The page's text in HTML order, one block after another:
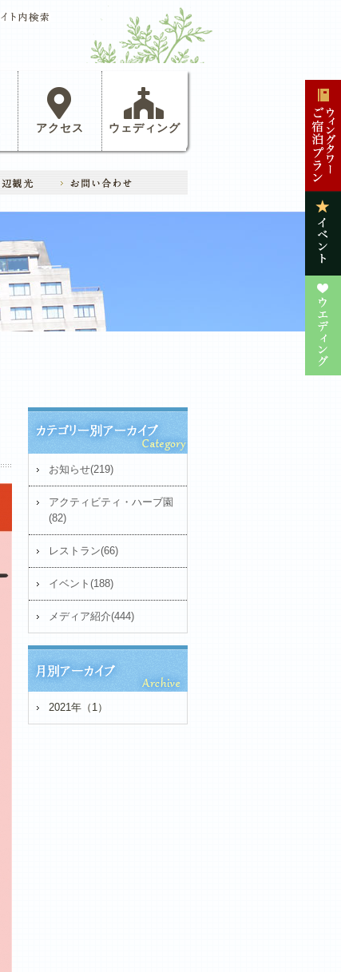
アクセス ウェディング
お知らせ(219)
アクティビティ・ハーブ園
(82)
レストラン(66)
イベント(188)
メディア紹介(444)
2021年（1）